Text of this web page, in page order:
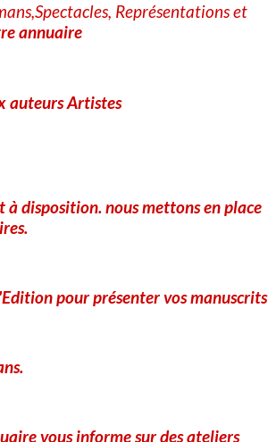
Représentations et
annuaire
auteurs Artistes
disposition. nous mettons en place
pour présenter vos manuscrits
vous informe sur des ateliers